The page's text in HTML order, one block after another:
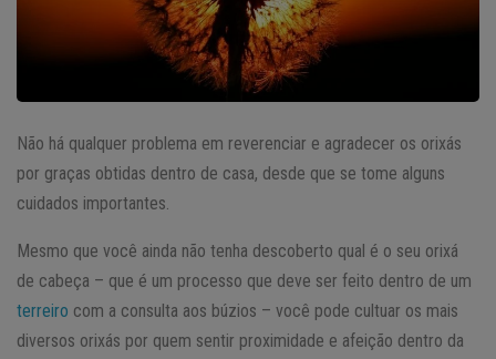
Não há qualquer problema em reverenciar e agradecer os orixás
por graças obtidas dentro de casa, desde que se tome alguns
cuidados importantes.
Mesmo que você ainda não tenha descoberto qual é o seu orixá
de cabeça – que é um processo que deve ser feito dentro de um
terreiro com a consulta aos búzios – você pode cultuar os mais
diversos orixás por quem sentir proximidade e afeição dentro da